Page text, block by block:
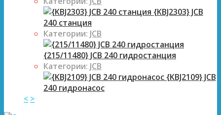
{KBJ2303} JCB
240 станция
Категории: JCB
{215/11480} JCB 240 гидростанция
Категории: JCB
{KBJ2109} JCB
240 гидронасос
< >